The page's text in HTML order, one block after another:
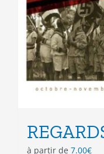
à partir de 7.00€